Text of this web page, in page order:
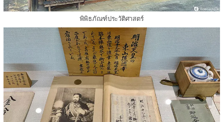
พิพิธภัณฑ์ประวัติศาสตร์